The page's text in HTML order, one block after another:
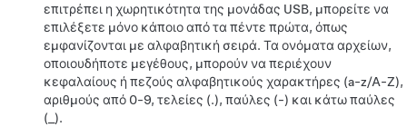
επιτρέπει η χωρητικότητα της μονάδας USB, μπορείτε να
επιλέξετε μόνο κάποιο από τα πέντε πρώτα, όπως
εμφανίζονται με αλφαβητική σειρά. Τα ονόματα αρχείων,
οποιουδήποτε μεγέθους, μπορούν να περιέχουν
κεφαλαίους ή πεζούς αλφαβητικούς χαρακτήρες (a-z/A-Z),
αριθμούς από 0-9, τελείες (.), παύλες (-) και κάτω παύλες
(_).